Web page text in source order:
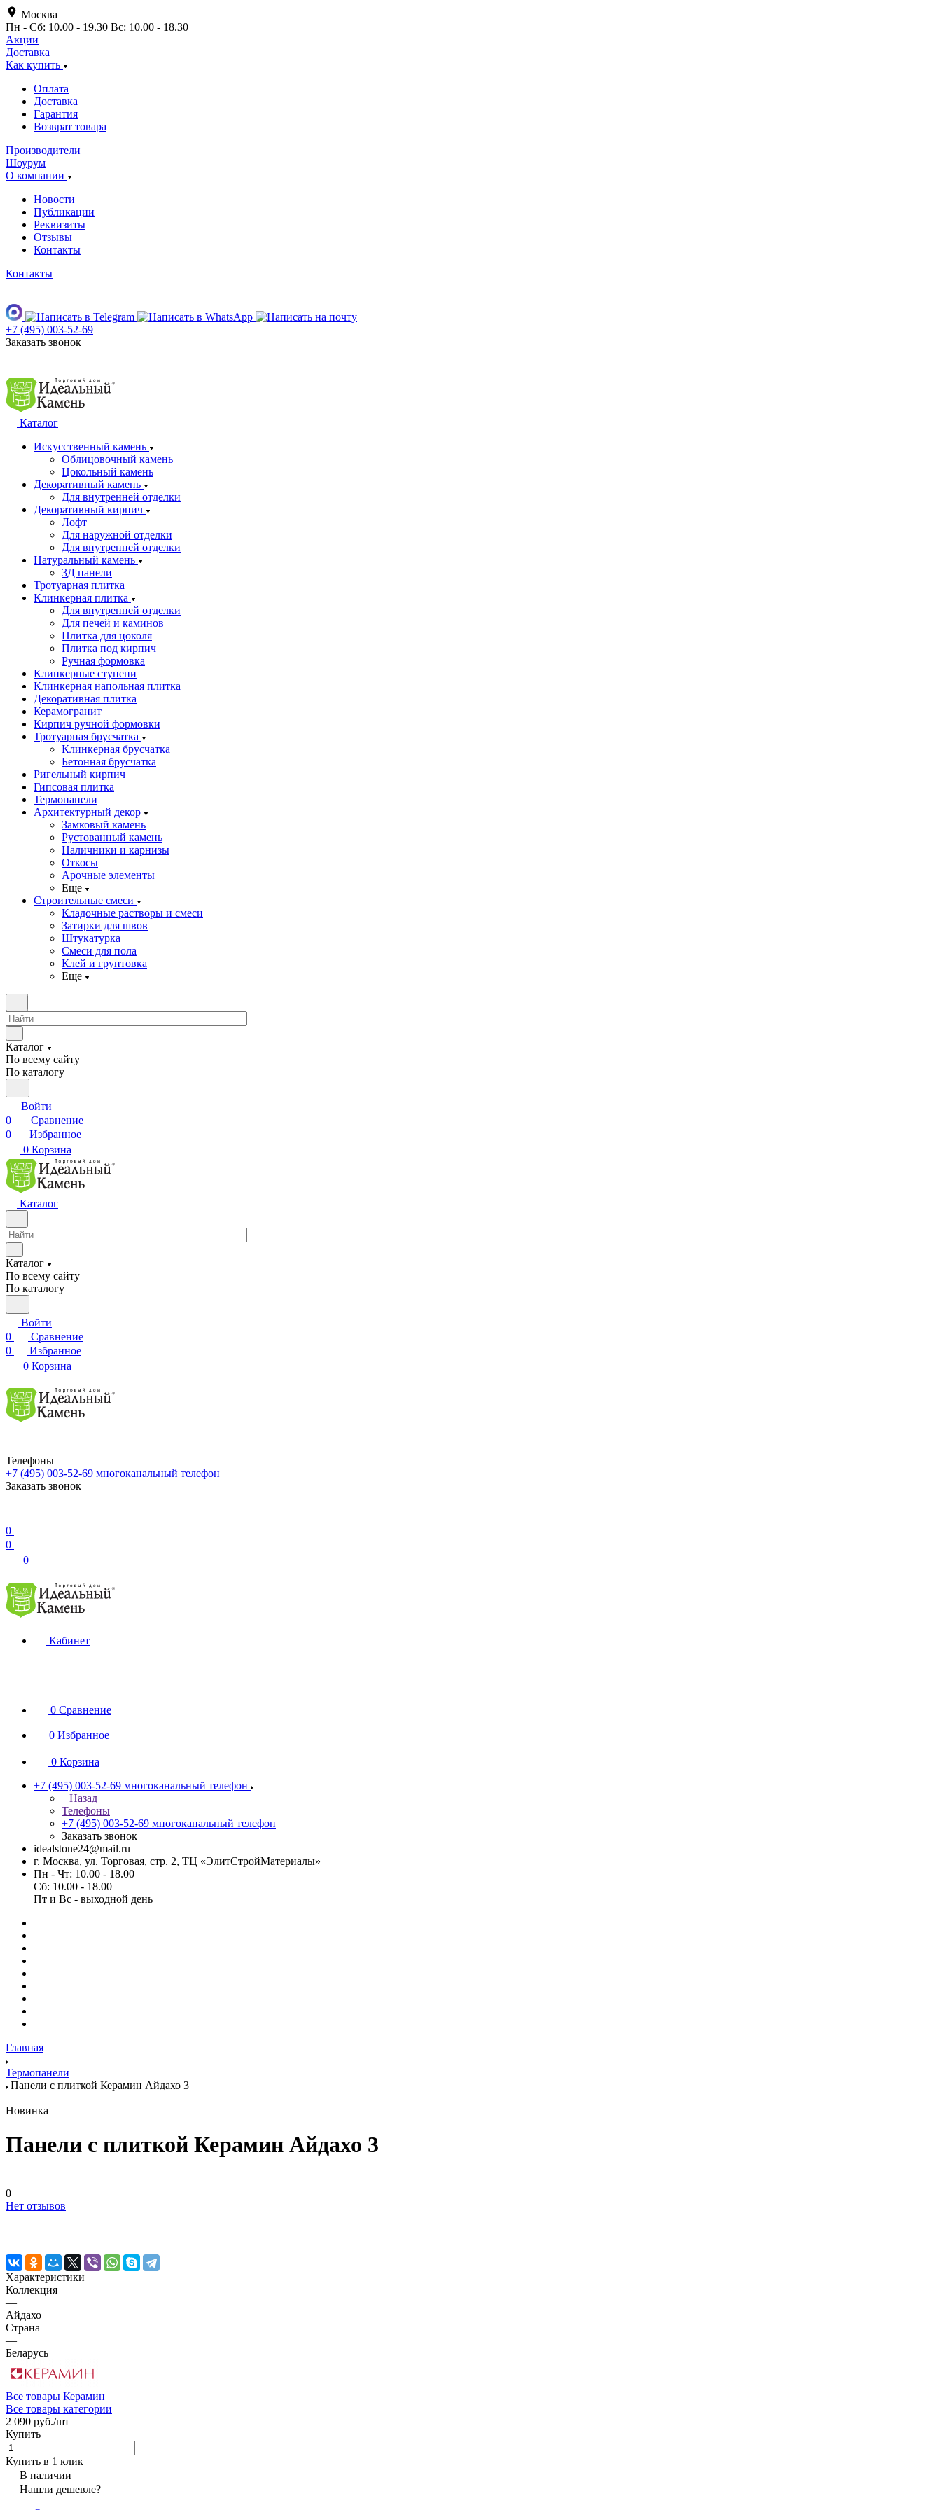
Москва
Пн - Сб: 10.00 - 19.30 Вс: 10.00 - 18.30
Акции
Доставка
Как купить
Оплата
Доставка
Гарантия
Возврат товара
Производители
Шоурум
О компании
Новости
Публикации
Реквизиты
Отзывы
Контакты
Контакты
+7 (495) 003-52-69
Заказать звонок
Каталог
Искусственный камень
Облицовочный камень
Цокольный камень
Декоративный камень
Для внутренней отделки
Декоративный кирпич
Лофт
Для наружной отделки
Для внутренней отделки
Натуральный камень
3Д панели
Тротуарная плитка
Клинкерная плитка
Для внутренней отделки
Для печей и каминов
Плитка для цоколя
Плитка под кирпич
Ручная формовка
Клинкерные ступени
Клинкерная напольная плитка
Декоративная плитка
Керамогранит
Кирпич ручной формовки
Тротуарная брусчатка
Клинкерная брусчатка
Бетонная брусчатка
Ригельный кирпич
Гипсовая плитка
Термопанели
Архитектурный декор
Замковый камень
Рустованный камень
Наличники и карнизы
Откосы
Арочные элементы
Еще
Строительные смеси
Кладочные растворы и смеси
Затирки для швов
Штукатурка
Смеси для пола
Клей и грунтовка
Еще
Каталог
По всему сайту
По каталогу
Войти
0
Сравнение
0
Избранное
0 Корзина
Каталог
Каталог
По всему сайту
По каталогу
Войти
0
Сравнение
0
Избранное
0 Корзина
Телефоны
+7 (495) 003-52-69 многоканальный телефон
Заказать звонок
0
0
0
Кабинет
0 Сравнение
0 Избранное
0 Корзина
+7 (495) 003-52-69 многоканальный телефон
Назад
Телефоны
+7 (495) 003-52-69 многоканальный телефон
Заказать звонок
idealstone24@mail.ru
г. Москва, ул. Торговая, стр. 2, ТЦ «ЭлитСтройМатериалы»
Пн - Чт: 10.00 - 18.00
Сб: 10.00 - 18.00
Пт и Вс - выходной день
Главная
Термопанели
Панели с плиткой Керамин Айдахо 3
Новинка
Панели с плиткой Керамин Айдахо 3
0
Нет отзывов
Характеристики
Коллекция
—
Айдахо
Страна
—
Беларусь
Все товары Керамин
Все товары категории
2 090 руб./шт
Купить
Купить в 1 клик
В наличии
Нашли дешевле?